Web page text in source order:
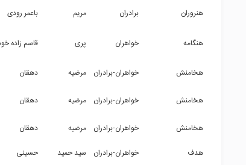
هنروران
برادران مریم باعمر رودی
هنگامه خواهران پری قاسم زاده
هخامنش خواهران-برادران مرضیه دهقان
هخامنش خواهران-برادران مرضیه دهقان
هخامنش خواهران-برادران مرضیه دهقان
هدف خواهران-برادران سید حمید حسینی